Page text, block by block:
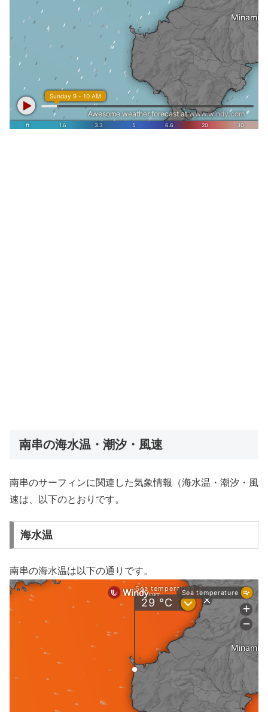
南串の海水温・潮汐・風速
南串のサーフィンに関連した気象情報（海水温・潮汐・風
速は、以下のとおりです。
海水温
南串の海水温は以下の通りです。